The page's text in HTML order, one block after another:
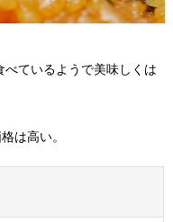
ているようで美味しくは
は高い。